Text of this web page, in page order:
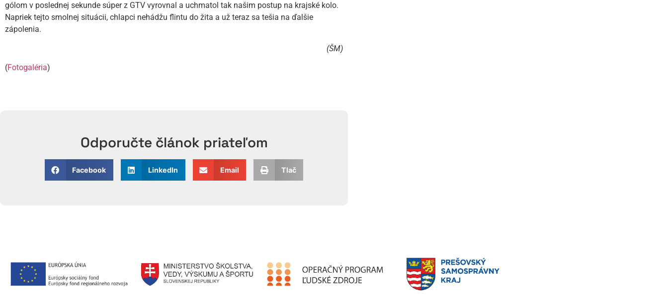
gólom v poslednej sekunde súper z GTV vyrovnal a uchmatol tak našim postup na krajské kolo.
Napriek tejto smolnej situácii, chlapci nehádžu flintu do žita a už teraz sa tešia na ďalšie
zápolenia.
(ŠM)
(Fotogaléria)
Odporučte článok priateľom
Facebook LinkedIn Email Tlač